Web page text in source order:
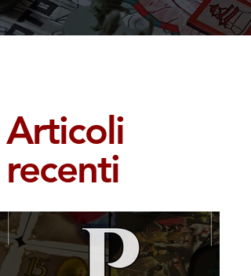
Articoli
recenti